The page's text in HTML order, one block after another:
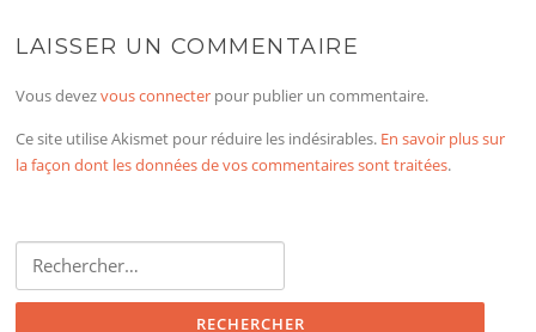
LAISSER UN COMMENTAIRE
Vous devezvous connecter pour publier un commentaire.
Ce site utilise Akismet pour réduire les indésirables. En savoir plus sur
la façon dont les données de vos commentaires sont traitées.
Rechercher :